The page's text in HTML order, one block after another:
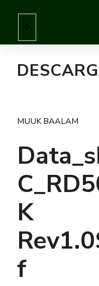
0
MUUK BAALAM
K
f